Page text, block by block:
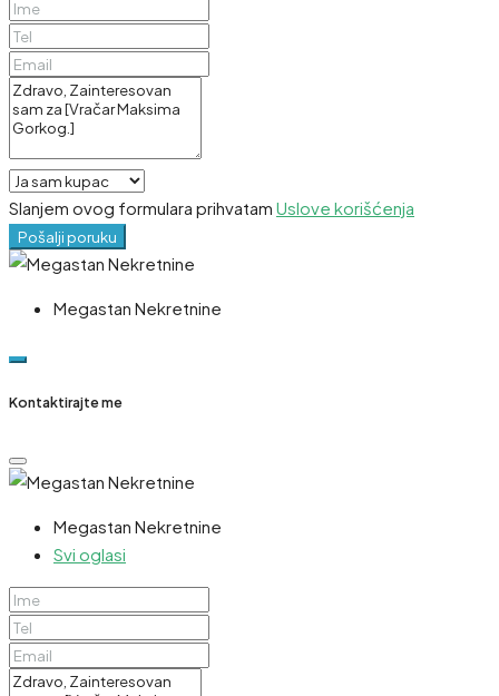
Slanjem ovog formulara prihvatam Uslove korišćenja
Pošalji poruku
Megastan Nekretnine
Kontaktirajte me
Megastan Nekretnine
Svi oglasi